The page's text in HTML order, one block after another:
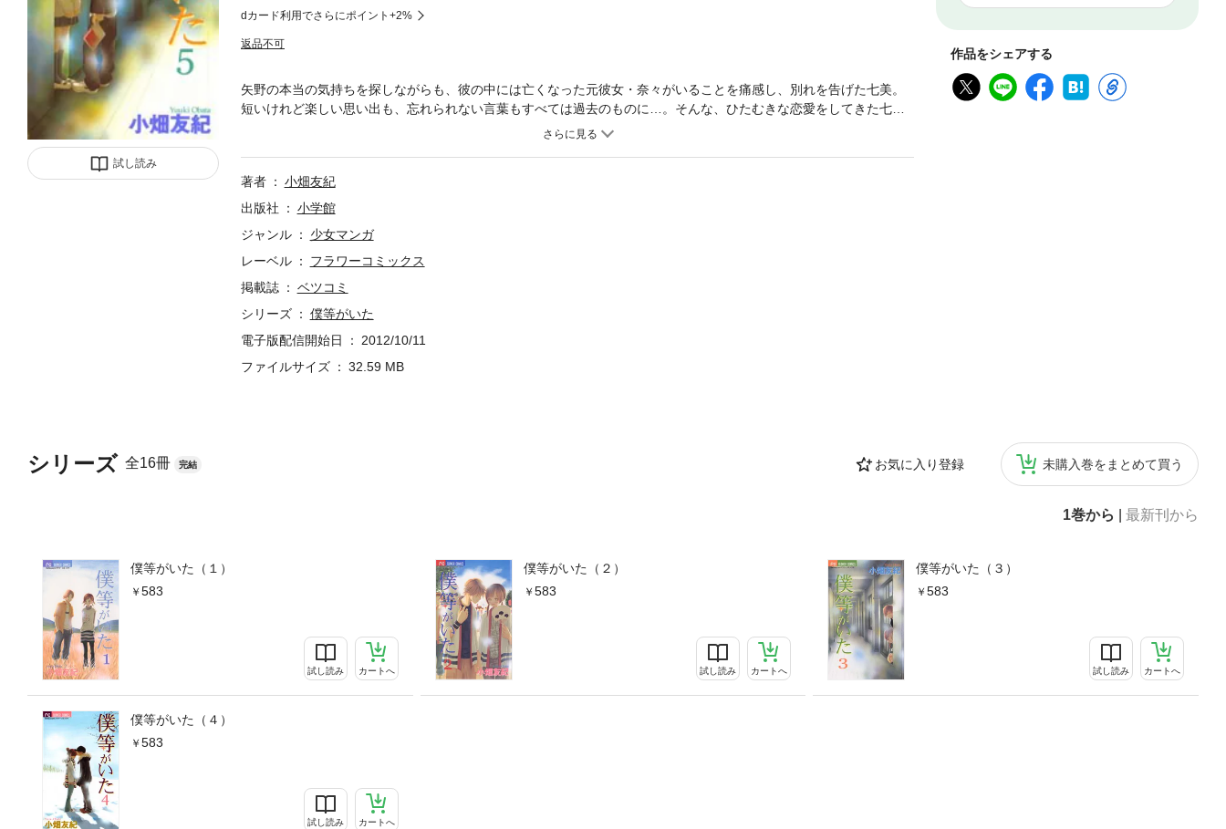
試し読み
dカード利用でさらにポイント+2%
返品不可
作品をシェアする
シリーズ 全16冊 完結 お気に入り登録 未購入巻をまとめて買う
1巻から 最新刊から
僕等がいた（１）
583
試し読み カートへ
僕等がいた（２）
583
試し読み カートへ
僕等がいた（３）
583
試し読み カートへ
僕等がいた（４）
583
試し読み カートへ
矢野の本当の気持ちを探しながらも、彼の中には亡くなった元彼女・奈々がいることを痛感し、別れを告げた七美。
短いけれど楽しい思い出も、忘れられない言葉もすべては過去のものに…。そんな、ひたむきな恋愛をしてきた七美
を思う竹内だが、矢野との間にある親友という“壁”を越える時がきて…！？
著者
小畑友紀
出版社
小学館
ジャンル
少女マンガ
レーベル
フラワーコミックス
掲載誌
ベツコミ
シリーズ
僕等がいた
電子版配信開始日
2012/10/11
ファイルサイズ
32.59 MB